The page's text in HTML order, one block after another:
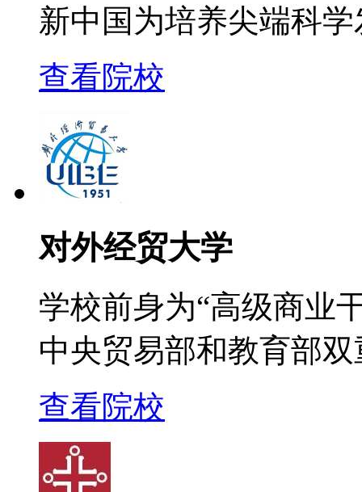
新中国为培养尖端科
查看院校
对外经贸大学
学校前身为“高级商业
中央贸易部和教育部
查看院校